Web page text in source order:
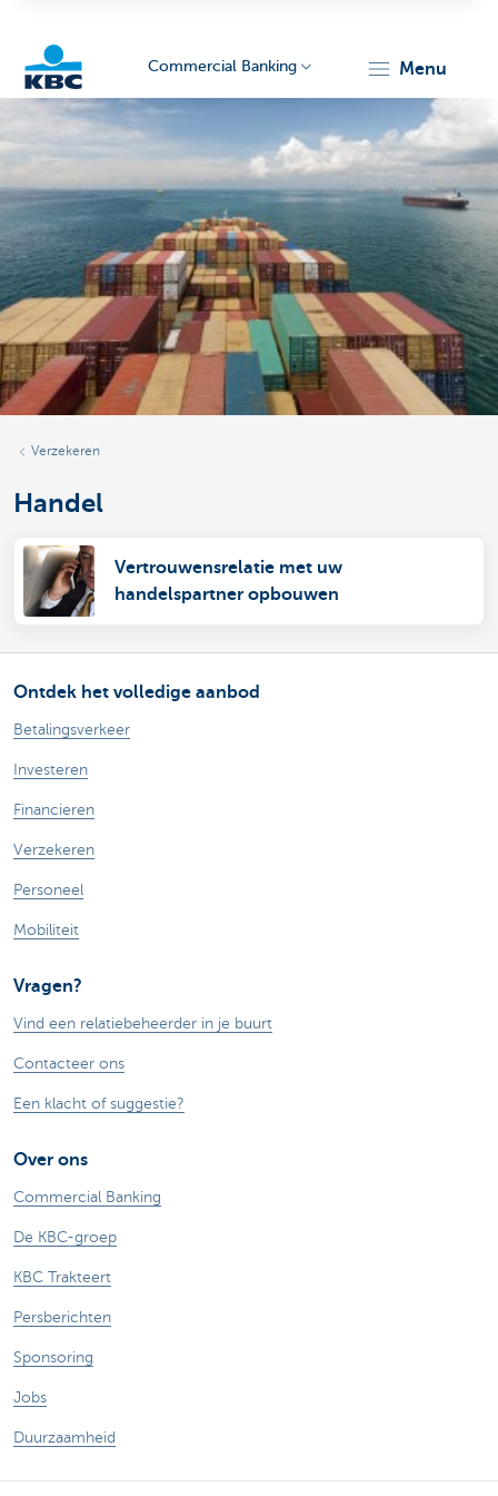
Corporate
Commercial Banking menu
Verzekeren
Handel
Vertrouwensrelatie met uw
handelspartner opbouwen
Ontdek het volledige aanbod
Betalingsverkeer
Investeren
Financieren
Verzekeren
Personeel
Mobiliteit
Vragen?
Vind een relatiebeheerder in je buurt
Contacteer ons
Een klacht of suggestie?
Over ons
Commercial Banking
De KBC-groep
KBC Trakteert
Persberichten
Sponsoring
Jobs
Duurzaamheid